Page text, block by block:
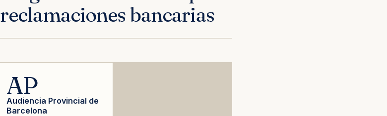
reclamaciones bancarias
AP
Audiencia Provincial de
Barcelona